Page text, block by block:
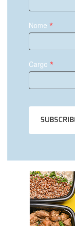
Nome *
Cargo *